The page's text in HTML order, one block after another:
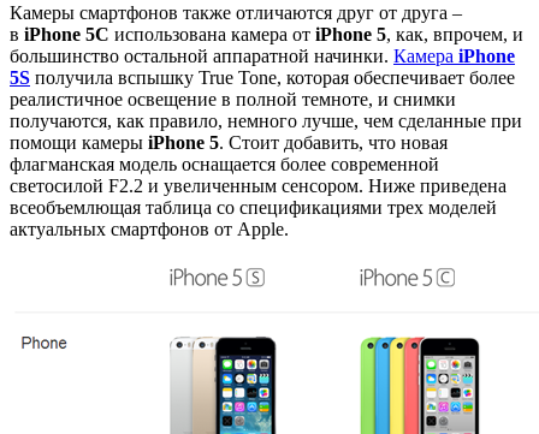
Камеры смартфонов также отличаются друг от друга –
в iPhone 5C использована камера от iPhone 5, как, впрочем, и
большинство остальной аппаратной начинки. Камера iPhone
5S получила вспышку True Tone, которая обеспечивает более
реалистичное освещение в полной темноте, и снимки
получаются, как правило, немного лучше, чем сделанные при
помощи камеры iPhone 5. Стоит добавить, что новая
флагманская модель оснащается более современной
светосилой F2.2 и увеличенным сенсором. Ниже приведена
всеобъемлющая таблица со спецификациями трех моделей
актуальных смартфонов от Apple.